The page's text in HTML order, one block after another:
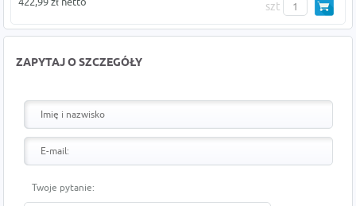
szt
ZAPYTAJ O SZCZEGÓŁY
Twoje pytanie: